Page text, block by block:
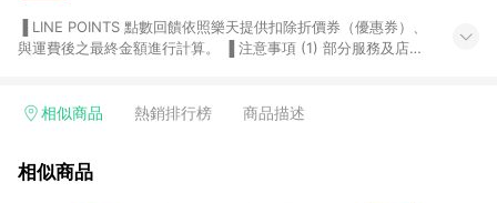
與運費後之最終金額進行計算。 ▐ 注意事項 (1) 部分服務及店家
Smart mobile、神腦生活、JS巨盛、樂天KOBO電子書，請詳閱
台灣樂天市場，並在同一瀏覽器於24小時內結帳，才享有 LINE
相似商品 熱銷排行榜 商品描述
相似商品